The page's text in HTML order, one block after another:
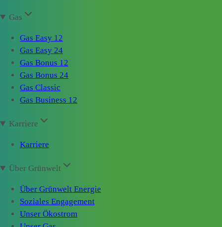
Gas
Gas Easy 12
Gas Easy 24
Gas Bonus 12
Gas Bonus 24
Gas Classic
Gas Business 12
Karriere
Karriere
Über Grünwelt
Über Grünwelt Energie
Soziales Engagement
Unser Ökostrom